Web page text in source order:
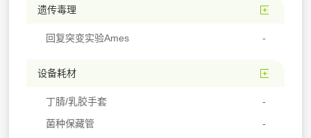
遗传毒理
回复突变实验Ames
设备耗材
丁腈/乳胶手套
菌种保藏管